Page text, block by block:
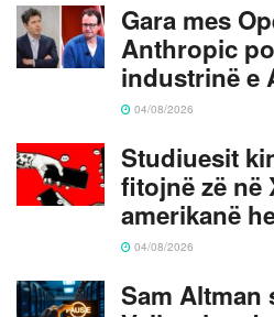
Gara mes
Anthropic
industrinë e
04/08/2026
Studiuesit
fitojnë zë në
amerikanë
04/08/2026
Sam